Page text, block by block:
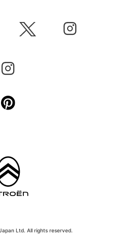
Ltd. All rights reserved.